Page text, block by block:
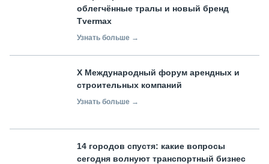
облегчённые тралы и новый бренд
Tvermax
Узнать больше →
X Международный форум арендных и
строительных компаний
Узнать больше →
14 городов спустя: какие вопросы
сегодня волнуют транспортный бизнес